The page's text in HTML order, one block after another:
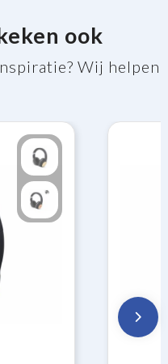
ook
Wij helpen